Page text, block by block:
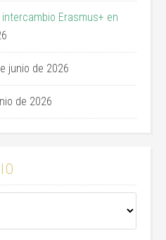
Erasmus+ en
junio de 2026
de 2026